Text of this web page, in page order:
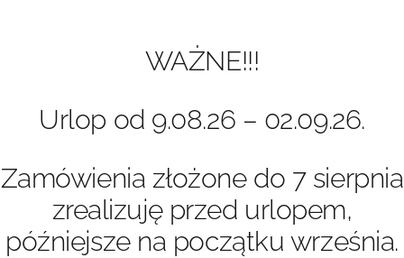
WAŻNE!!!
Urlop od 9.08.26 – 02.09.26.
Zamówienia złożone do 7 sierpnia
zrealizuję przed urlopem,
późniejsze na początku września.